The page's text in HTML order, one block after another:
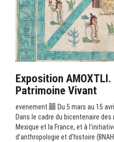
Exposition
Patrimoine Vivant
evenement
Du 5 mars au 15 avril
Dans le cadre du bicentenaire
Mexique et la France, et à
d’anthropologie et d’histoire